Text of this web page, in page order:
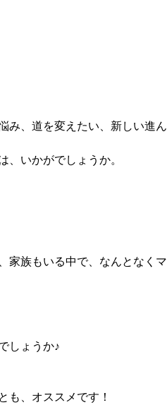
、道を変えたい、新しい進
、いかがでしょうか。
家族もいる中で、なんとなく
しょうか♪
も、オススメです！